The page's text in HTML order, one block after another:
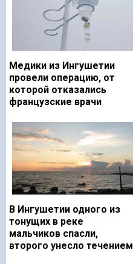
Медики из Ингушетии
провели операцию, от
которой отказались
французские врачи
В Ингушетии одного из
тонущих в реке
мальчиков спасли,
второго унесло течением